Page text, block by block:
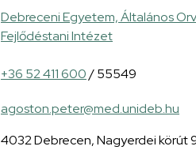
Debreceni Egyetem, Általános
Fejlődéstani Intézet
+36 52 411 600/ 55549
agoston.peter@med.unideb.hu
4032 Debrecen, Nagyerdei körút